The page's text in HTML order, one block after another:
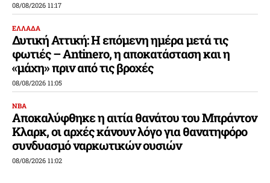
08/08/2026 11:17
ΕΛΛΑΔΑ
Δυτική Αττική: Η επόμενη ημέρα μετά τις
φωτιές – Antinero, η αποκατάσταση και η
«μάχη» πριν από τις βροχές
08/08/2026 11:05
ΝΒΑ
Αποκαλύφθηκε η αιτία θανάτου του Μπράντον
Κλαρκ, οι αρχές κάνουν λόγο για θανατηφόρο
συνδυασμό ναρκωτικών ουσιών
08/08/2026 11:02